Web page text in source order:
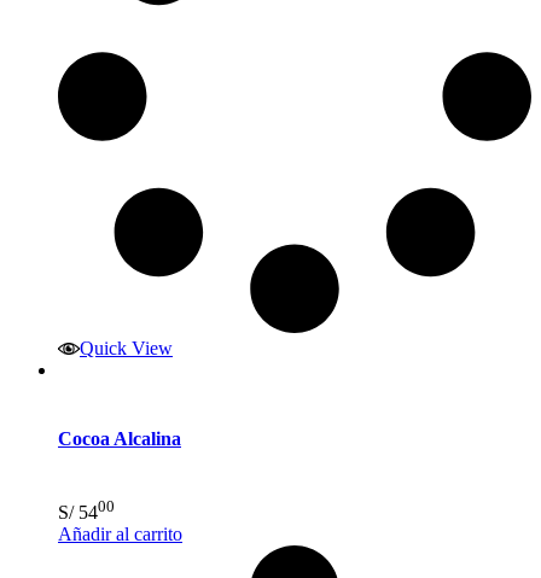
Quick View
Cocoa Alcalina
S/5400
Añadir al carrito